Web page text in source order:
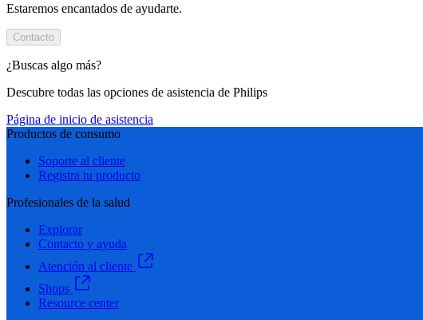
Estaremos encantados de ayudarte.
Contacto
¿Buscas algo más?
Descubre todas las opciones de asistencia de Philips
Página de inicio de asistencia
Productos de consumo
Soporte al cliente
Registra tu producto
Profesionales de la salud
Explorar
Contacto y ayuda
Atención al cliente
Shops
Resource center